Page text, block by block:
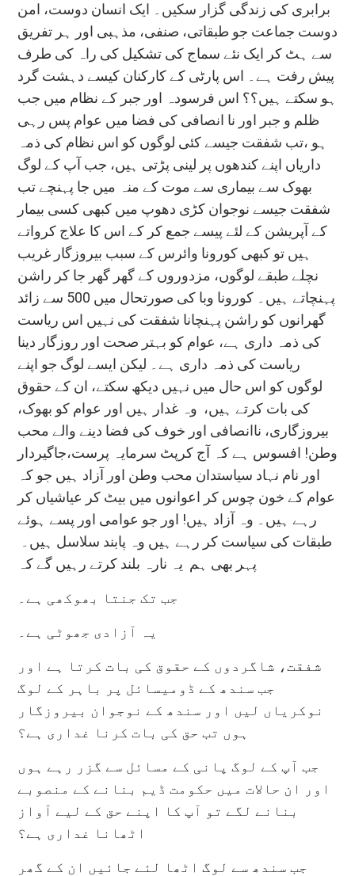
برابری کی زندگی گزار سکیں۔ ایک انسان دوست، امن
دوست جماعت جو طبقاتی، صنفی، مذہبی اور ہر تفریق
سے ہٹ کر ایک نئے سماج کی تشکیل کی راہ کی طرف
پیش رفت ہے۔ اس پارٹی کے کارکنان کیسے دہشت گرد
ہو سکتے ہیں؟؟ اس فرسودہ اور جبر کے نظام میں جب
ظلم و جبر اور نا انصافی کی فضا میں عوام پس رہی
ہو ،تب شفقت جیسے کئی لوگوں کو اس نظام کی ذمہ
داریاں اپنے کندھوں پر لینی پڑتی ہیں، جب آپ کے لوگ
بھوک سے بیماری سے موت کے منہ میں جا پہنچے تب
شفقت جیسے نوجوان کڑی دھوپ میں کبھی کسی بیمار
کے آپریشن کے لئے پیسے جمع کر کے اس کا علاج کرواتے
ہیں تو کبھی کورونا وائرس کے سبب بیروزگار غریب
نچلے طبقے لوگوں، مزدوروں کے گھر گھر جا کر راشن
پہنچاتے ہیں۔ کورونا وبا کی صورتحال میں 500 سے زائد
گھرانوں کو راشن پہنچانا شفقت کی نہیں اس ریاست
کی ذمہ داری ہے، عوام کو بہتر صحت اور روزگار دینا
ریاست کی ذمہ داری ہے۔ لیکن ایسے لوگ جو اپنے
لوگوں کو اس حال میں نہیں دیکھ سکتے، ان کے حقوق
کی بات کرتے ہیں، وہ غدار ہیں اور عوام کو بھوک،
بیروزگاری، ناانصافی اور خوف کی فضا دینے والے محب
وطن! افسوس ہے کہ آج کرپٹ سرمایہ پرست،جاگیردار
اور نام نہاد سیاستدان محب وطن اور آزاد ہیں جو کہ
عوام کے خون چوس کر اعوانوں میں بیٹ کر عیاشیاں کر
رہے ہیں۔ وہ آزاد ہیں! اور جو عوامی اور پسے ہوئے
طبقات کی سیاست کر رہے ہیں وہ پابند سلاسل ہیں۔
پہر بھی ہم یہ نارہ بلند کرتے رہیں گے کہ
جب تک جنتا بھوکھی ہے۔
یہ آزادی جھوٹی ہے۔
شفقت، شاگردوں کے حقوق کی بات کرتا ہے اور
جب سندھ کے ڈومیسائل پر باہر کے لوگ
نوکریاں لیں اور سندھ کے نوجوان بیروزگار
ہوں تب حق کی بات کرنا غداری ہے؟
جب آپ کے لوگ پانی کے مسائل سے گزر رہے ہوں
اور ان حالات میں حکومت ڈیم بنانے کے منصوبے
بنانے لگے تو آپ کا اپنے حق کے لیے آواز
اٹھانا غداری ہے؟
جب سندھ سے لوگ اٹھا لئے جائیں ان کے گھر